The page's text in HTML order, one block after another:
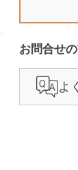
お問合せ
よ